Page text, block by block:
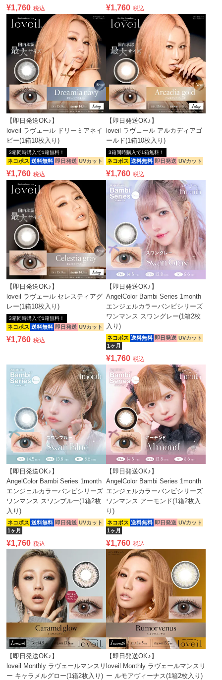
¥1,760 税込 ¥1,760 税込
【即日発送OK♪】
loveil ラヴェール ドリーミアネイ
ビー(1箱10枚入り)
ネコポス 送料無料 即日発送 UVカット
3箱同時購入で1箱無料！
¥1,760 税込
【即日発送OK♪】
loveil ラヴェール アルカディアゴ
ールド(1箱10枚入り)
ネコポス 送料無料 即日発送 UVカット
3箱同時購入で1箱無料！
¥1,760 税込
【即日発送OK♪】
loveil ラヴェール セレスティアグ
レー(1箱10枚入り)
ネコポス 送料無料 即日発送 UVカット
3箱同時購入で1箱無料！
¥1,760 税込
【即日発送OK♪】
AngelColor Bambi Series 1month
エンジェルカラーバンビシリーズ
ワンマンス スワングレー(1箱2枚
入り)
ネコポス 送料無料 即日発送 UVカット
1ヶ月
¥1,760 税込
【即日発送OK♪】
AngelColor Bambi Series 1month
エンジェルカラーバンビシリーズ
ワンマンス スワンブルー(1箱2枚
入り)
ネコポス 送料無料 即日発送 UVカット
1ヶ月
¥1,760 税込
【即日発送OK♪】
AngelColor Bambi Series 1month
エンジェルカラーバンビシリーズ
ワンマンス アーモンド(1箱2枚入
り)
ネコポス 送料無料 即日発送 UVカット
1ヶ月
¥1,760 税込
【即日発送OK♪】
loveil Monthly ラヴェールマンスリ
ー キャラメルグロー(1箱2枚入り)
【即日発送OK♪】
loveil Monthly ラヴェールマンスリ
ー ルモアヴィーナス(1箱2枚入り)